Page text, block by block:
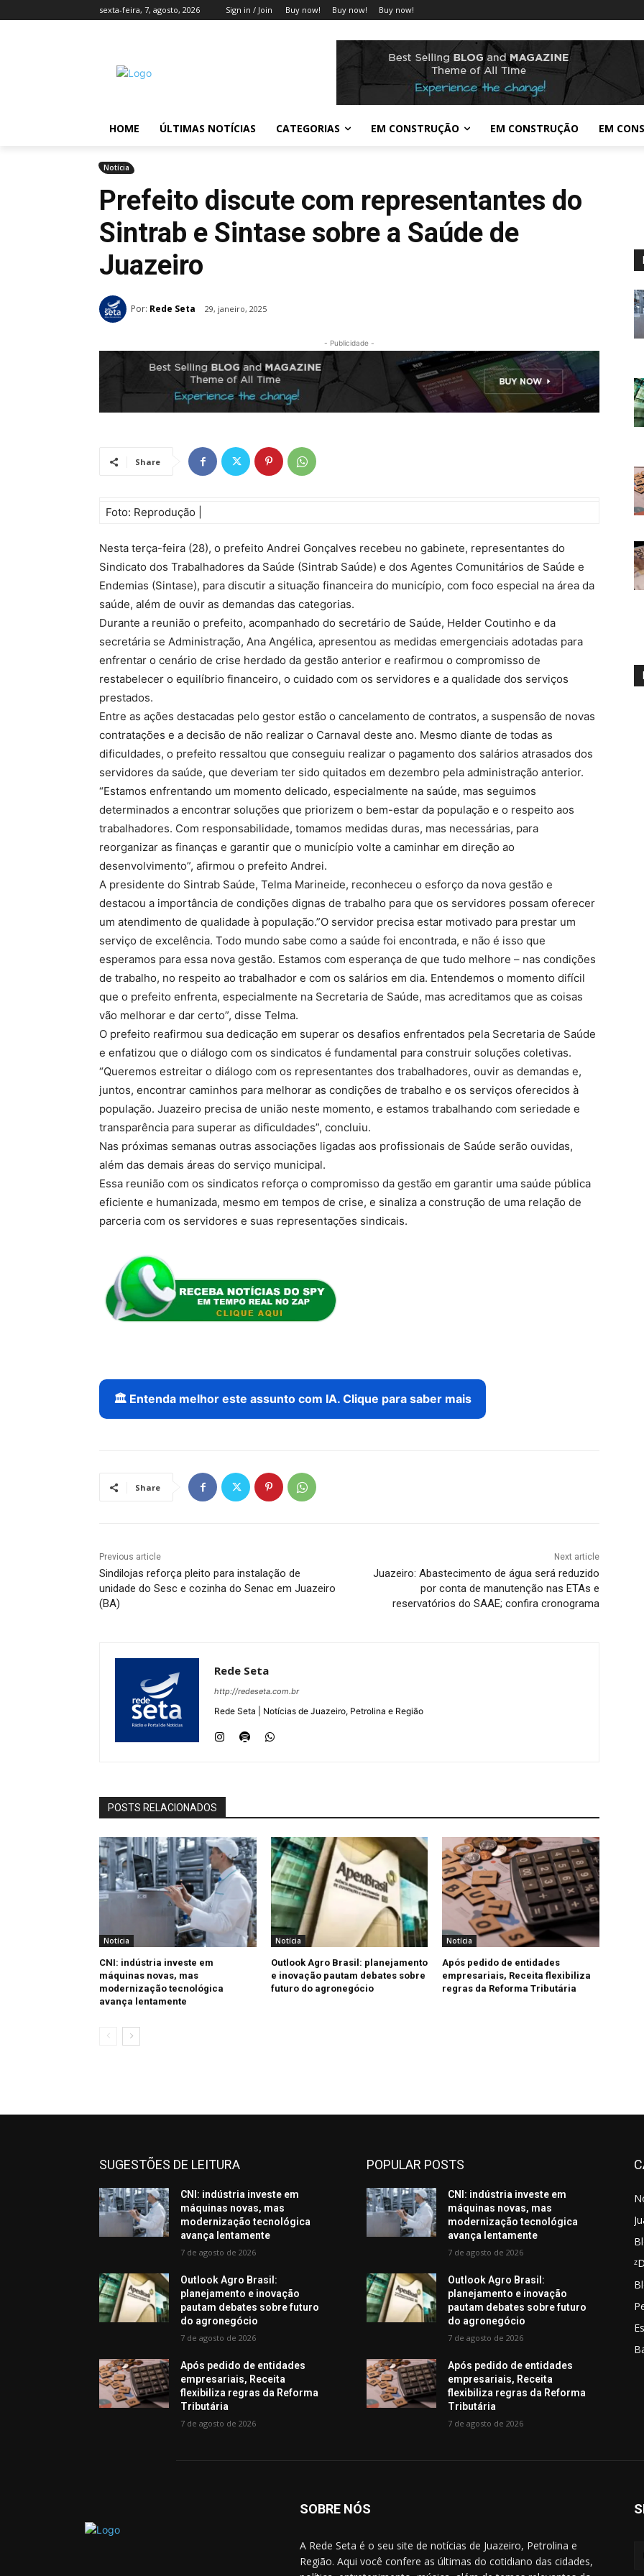
sexta-feira, 7, agosto, 2026 Sign in / Join Buy now! Buy now! Buy now!
HOME ÚLTIMAS NOTÍCIAS CATEGORIAS EM CONSTRUÇÃO EM CONSTRUÇÃO EM
Notícia
Prefeito discute com representantes do
Sintrab e Sintase sobre a Saúde de
Juazeiro
Por: Rede Seta 29, janeiro, 2025
- Publicidade -
Share
Foto: Reprodução |
Nesta terça-feira (28), o prefeito Andrei Gonçalves recebeu no gabinete, representantes do
Sindicato dos Trabalhadores da Saúde (Sintrab Saúde) e dos Agentes Comunitários de Saúde e
Endemias (Sintase), para discutir a situação financeira do município, com foco especial na área da
saúde, além de ouvir as demandas das categorias.
Durante a reunião o prefeito, acompanhado do secretário de Saúde, Helder Coutinho e da
secretária se Administração, Ana Angélica, apresentou as medidas emergenciais adotadas para
enfrentar o cenário de crise herdado da gestão anterior e reafirmou o compromisso de
restabelecer o equilíbrio financeiro, o cuidado com os servidores e a qualidade dos serviços
prestados.
Entre as ações destacadas pelo gestor estão o cancelamento de contratos, a suspensão de novas
contratações e a decisão de não realizar o Carnaval deste ano. Mesmo diante de todas as
dificuldades, o prefeito ressaltou que conseguiu realizar o pagamento dos salários atrasados dos
servidores da saúde, que deveriam ter sido quitados em dezembro pela administração anterior.
“Estamos enfrentando um momento delicado, especialmente na saúde, mas seguimos
determinados a encontrar soluções que priorizem o bem-estar da população e o respeito aos
trabalhadores. Com responsabilidade, tomamos medidas duras, mas necessárias, para
reorganizar as finanças e garantir que o município volte a caminhar em direção ao
desenvolvimento”, afirmou o prefeito Andrei.
A presidente do Sintrab Saúde, Telma Marineide, reconheceu o esforço da nova gestão e
destacou a importância de condições dignas de trabalho para que os servidores possam oferecer
um atendimento de qualidade à população.”O servidor precisa estar motivado para prestar um
serviço de excelência. Todo mundo sabe como a saúde foi encontrada, e não é isso que
esperamos para essa nova gestão. Estamos com esperança de que tudo melhore – nas condições
de trabalho, no respeito ao trabalhador e com os salários em dia. Entendemos o momento difícil
que o prefeito enfrenta, especialmente na Secretaria de Saúde, mas acreditamos que as coisas
vão melhorar e dar certo”, disse Telma.
O prefeito reafirmou sua dedicação em superar os desafios enfrentados pela Secretaria de Saúde
e enfatizou que o diálogo com os sindicatos é fundamental para construir soluções coletivas.
“Queremos estreitar o diálogo com os representantes dos trabalhadores, ouvir as demandas e,
juntos, encontrar caminhos para melhorar as condições de trabalho e os serviços oferecidos à
população. Juazeiro precisa de união neste momento, e estamos trabalhando com seriedade e
transparência para superar as dificuldades”, concluiu.
Nas próximas semanas outras associações ligadas aos profissionais de Saúde serão ouvidas,
além das demais áreas do serviço municipal.
Essa reunião com os sindicatos reforça o compromisso da gestão em garantir uma saúde pública
eficiente e humanizada, mesmo em tempos de crise, e sinaliza a construção de uma relação de
parceria com os servidores e suas representações sindicais.
🏛️ Entenda melhor este assunto com IA. Clique para saber mais
Share
Previous article
Sindilojas reforça pleito para instalação de
unidade do Sesc e cozinha do Senac em Juazeiro
(BA)
Next article
Juazeiro: Abastecimento de água será reduzido
por conta de manutenção nas ETAs e
reservatórios do SAAE; confira cronograma
Rede Seta
http://redeseta.com.br
Rede Seta | Notícias de Juazeiro, Petrolina e Região
POSTS RELACIONADOS
Notícia
CNI: indústria investe em
máquinas novas, mas
modernização tecnológica
avança lentamente
Notícia
Outlook Agro Brasil: planejamento
e inovação pautam debates sobre
futuro do agronegócio
Notícia
Após pedido de entidades
empresariais, Receita flexibiliza
regras da Reforma Tributária
SUGESTÕES DE LEITURA
CNI: indústria investe em
máquinas novas, mas
modernização tecnológica
avança lentamente
7 de agosto de 2026
Outlook Agro Brasil:
planejamento e inovação
pautam debates sobre futuro
do agronegócio
7 de agosto de 2026
Após pedido de entidades
empresariais, Receita
flexibiliza regras da Reforma
Tributária
7 de agosto de 2026
POPULAR POSTS
CNI: indústria investe em
máquinas novas, mas
modernização tecnológica
avança lentamente
7 de agosto de 2026
Outlook Agro Brasil:
planejamento e inovação
pautam debates sobre futuro
do agronegócio
7 de agosto de 2026
Após pedido de entidades
empresariais, Receita
flexibiliza regras da Reforma
Tributária
7 de agosto de 2026
SOBRE NÓS
A Rede Seta é o seu site de notícias de Juazeiro, Petrolina e
Região. Aqui você confere as últimas do cotidiano das cidades,